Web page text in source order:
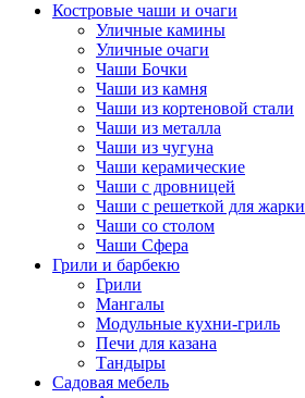
Костровые чаши и очаги
Уличные камины
Уличные очаги
Чаши Бочки
Чаши из камня
Чаши из кортеновой стали
Чаши из металла
Чаши из чугуна
Чаши керамические
Чаши с дровницей
Чаши с решеткой для жарки
Чаши со столом
Чаши Сфера
Грили и барбекю
Грили
Мангалы
Модульные кухни-гриль
Печи для казана
Тандыры
Садовая мебель